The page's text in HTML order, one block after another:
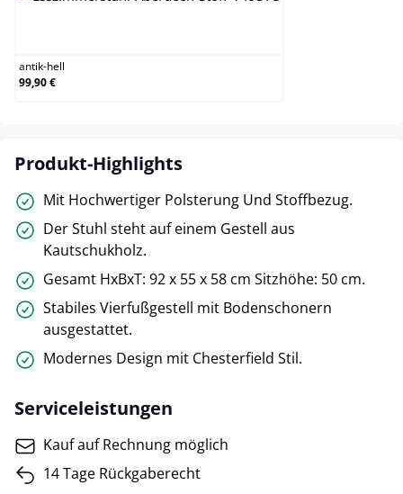
antik-hell
99,90 €
Produkt-Highlights
Mit Hochwertiger Polsterung Und Stoffbezug.
Der Stuhl steht auf einem Gestell aus
Kautschukholz.
Gesamt HxBxT: 92 x 55 x 58 cm Sitzhöhe: 50 cm.
Stabiles Vierfußgestell mit Bodenschonern
ausgestattet.
Modernes Design mit Chesterfield Stil.
Serviceleistungen
Kauf auf Rechnung möglich
14 Tage Rückgaberecht